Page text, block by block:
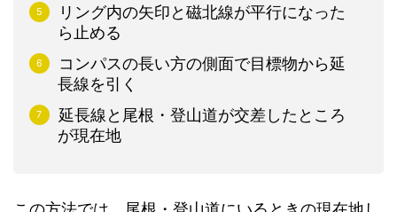
リング内の矢印と磁北線が平行になった
ら止める
コンパスの長い方の側面で目標物から延
長線を引く
延長線と尾根・登山道が交差したところ
が現在地